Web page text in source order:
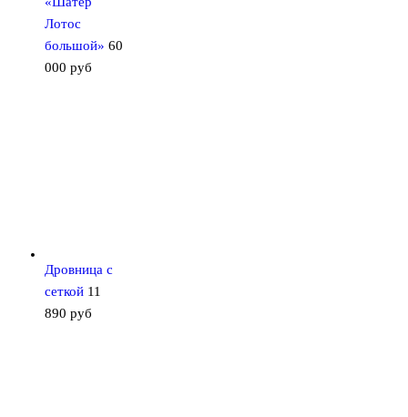
Лотос
большой» 60
000 руб
Дровница с
сеткой 11
890 руб